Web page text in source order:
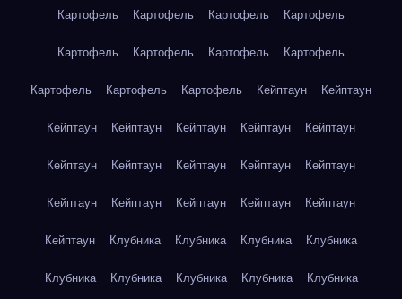
Картофель Картофель Картофель Картофель
Картофель Картофель Картофель Картофель
Картофель Картофель Картофель Кейптаун Кейптаун
Кейптаун Кейптаун Кейптаун Кейптаун Кейптаун
Кейптаун Кейптаун Кейптаун Кейптаун Кейптаун
Кейптаун Кейптаун Кейптаун Кейптаун Кейптаун
Кейптаун Клубника Клубника Клубника Клубника
Клубника Клубника Клубника Клубника Клубника